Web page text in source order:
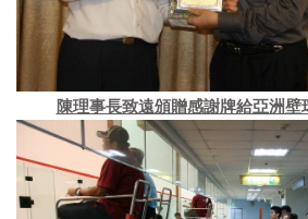
陳理事長致遠頒贈感謝牌給亞洲壁